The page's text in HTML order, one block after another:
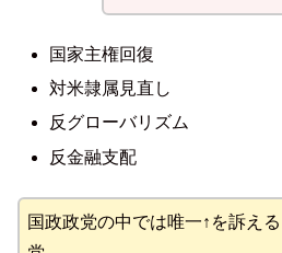
国家主権回復
対米隷属見直し
反グローバリズム
反金融支配
国政政党の中では唯一↑を訴え